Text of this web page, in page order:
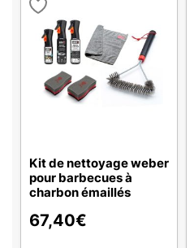
Kit de nettoyage weber
pour barbecues à
charbon émaillés
67,40€